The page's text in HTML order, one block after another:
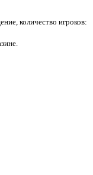
количество игроков: